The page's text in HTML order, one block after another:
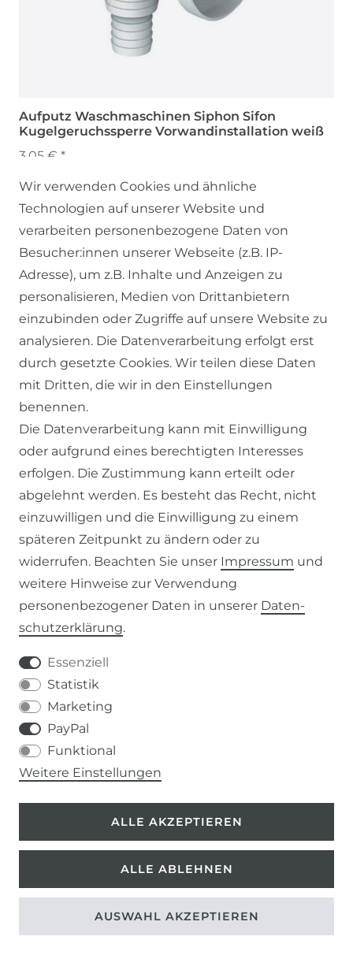
Aufputz Waschmaschinen Siphon Sifon
Kugelgeruchssperre Vorwandinstallation weiß
3,05 € *
SERVICE
KONTAKT
ZAHLUNG & VERSAND
WIDERRUFSFORMULAR
RECHTLICHES
WIDERRUFSRECHT
IMPRESSUM
DATENSCHUTZERKLÄRUNG
037207-995665
info@kern-holz.com
Copyright 2026 | Alle Rechte vorbehalten.
*inkl. ges. MwSt. zzgl.Versandkosten
Wir verwenden Cookies und ähnliche
Technologien auf unserer Website und
verarbeiten personenbezogene Daten von
Besucher:innen unserer Webseite (z.B. IP-
Adresse), um z.B. Inhalte und Anzeigen zu
personalisieren, Medien von Drittanbietern
einzubinden oder Zugriffe auf unsere Website zu
analysieren. Die Datenverarbeitung erfolgt erst
durch gesetzte Cookies. Wir teilen diese Daten
mit Dritten, die wir in den Einstellungen
benennen.
Die Datenverarbeitung kann mit Einwilligung
oder aufgrund eines berechtigten Interesses
erfolgen. Die Zustimmung kann erteilt oder
abgelehnt werden. Es besteht das Recht, nicht
einzuwilligen und die Einwilligung zu einem
späteren Zeitpunkt zu ändern oder zu
widerrufen. Beachten Sie unser Impressum und
weitere Hinweise zur Verwendung
personenbezogener Daten in unserer Daten­
schutz­erklärung.
Essenziell
Statistik
Marketing
PayPal
Funktional
Weitere Einstellungen
ALLE AKZEPTIEREN
ALLE ABLEHNEN
AUSWAHL AKZEPTIEREN